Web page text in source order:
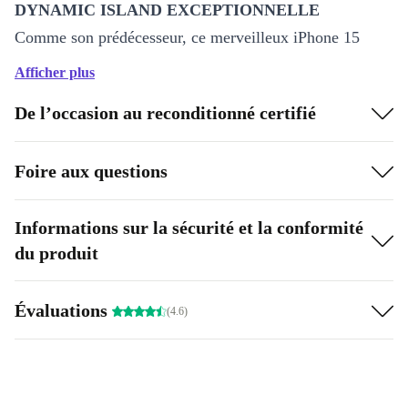
DYNAMIC ISLAND EXCEPTIONNELLE
Comme son prédécesseur, ce merveilleux iPhone 15
reconditionné intègre la Dynamic Island : alertes,
même endroit.
PUISSANCE MAXIMALE
reconditionné offre des performances fulgurantes dans
toutes vos applis : adieu les ralentissements, bonjour la
Caractéristiques techniques
Plusieurs capacités de stockage et5 colorisau choix
Afficher plus
De l’occasion au reconditionné certifié
Foire aux questions
Informations sur la sécurité et la conformité
du produit
Évaluations (4.6)